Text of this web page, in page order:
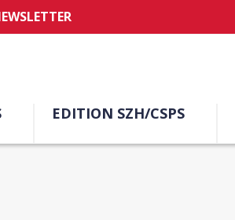
EDITION SZH/CSPS